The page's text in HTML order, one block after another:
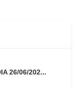
26/06/202...